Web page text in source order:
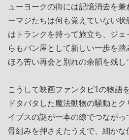
ューヨークの街には記憶消去を
ーマジたちは何も覚えていない状
はトランクを持って旅立ち、ジ
らもパン屋として新しい一歩を
ほろ苦い再会と別れの余韻を残し
こうして映画ファンタビ1の物語
ドタバタした魔法動物の騒動と
イブスの謎が一本の線でつなが
骨組みを押さえたうえで、細か